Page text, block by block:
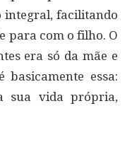
integral, facilitando
para com o filho. O
era só da mãe e
essa:
sua vida própria,